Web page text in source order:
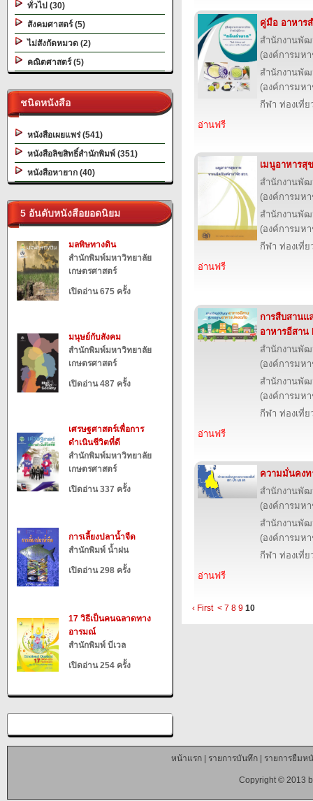
ทั่วไป (30)
สังคมศาสตร์ (5)
ไม่สังกัดหมวด (2)
คณิตศาสตร์ (5)
ชนิดหนังสือ
หนังสือเผยแพร่ (541)
หนังสือลิขสิทธิ์สำนักพิมพ์ (351)
หนังสือหายาก (40)
5 อันดับหนังสือยอดนิยม
มลพิษทางดิน
สำนักพิมพ์มหาวิทยาลัย
เกษตรศาสตร์
เปิดอ่าน 675 ครั้ง
มนุษย์กับสังคม
สำนักพิมพ์มหาวิทยาลัย
เกษตรศาสตร์
เปิดอ่าน 487 ครั้ง
เศรษฐศาสตร์เพื่อการ
ดำเนินชีวิตที่ดี
สำนักพิมพ์มหาวิทยาลัย
เกษตรศาสตร์
เปิดอ่าน 337 ครั้ง
การเลี้ยงปลาน้ำจืด
สำนักพิมพ์ น้ำฝน
เปิดอ่าน 298 ครั้ง
17 วิธีเป็นคนฉลาดทาง
อารมณ์
สำนักพิมพ์ บีเวล
เปิดอ่าน 254 ครั้ง
คู่มือ อาหาร
สำนักงานพัฒ
(องค์การมห
สำนักงานพัฒ
(องค์การมห
กีฬา ท่องเที่
อ่านฟรี
เมนูอาหารสุ
สำนักงานพัฒ
(องค์การมห
สำนักงานพัฒ
(องค์การมห
กีฬา ท่องเที่
อ่านฟรี
การสืบสาน
อาหารอีสาน
สำนักงานพัฒ
(องค์การมห
สำนักงานพัฒ
(องค์การมห
กีฬา ท่องเที่
อ่านฟรี
ความมั่นคงท
สำนักงานพัฒ
(องค์การมห
สำนักงานพัฒ
(องค์การมห
กีฬา ท่องเที่
อ่านฟรี
‹ First < 7 8 9 10
หน้าแรก| รายการบันทึก| รายการยืมห
Copyright © 2013